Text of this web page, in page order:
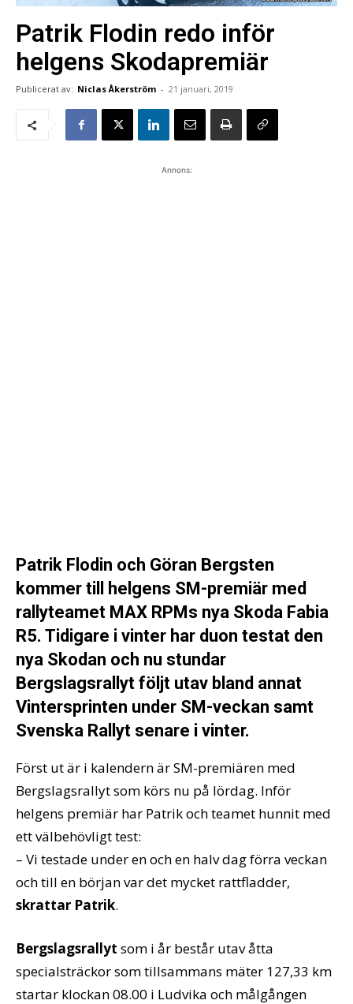
Patrik Flodin redo inför
helgens Skodapremiär
Publicerat av: Niclas Åkerström - 21 januari, 2019
Annons:
Patrik Flodin och Göran Bergsten
kommer till helgens SM-premiär med
rallyteamet MAX RPMs nya Skoda Fabia
R5. Tidigare i vinter har duon testat den
nya Skodan och nu stundar
Bergslagsrallyt följt utav bland annat
Vintersprinten under SM-veckan samt
Svenska Rallyt senare i vinter.
Först ut är i kalendern är SM-premiären med
Bergslagsrallyt som körs nu på lördag. Inför
helgens premiär har Patrik och teamet hunnit med
ett välbehövligt test:
– Vi testade under en och en halv dag förra veckan
och till en början var det mycket rattfladder,
skrattar Patrik.
Bergslagsrallyt som i år består utav åtta
specialsträckor som tillsammans mäter 127,33 km
startar klockan 08.00 i Ludvika och målgången